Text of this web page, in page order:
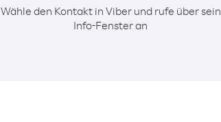
Wähle den Kontakt in Viber und rufe über sein
Info-Fenster an